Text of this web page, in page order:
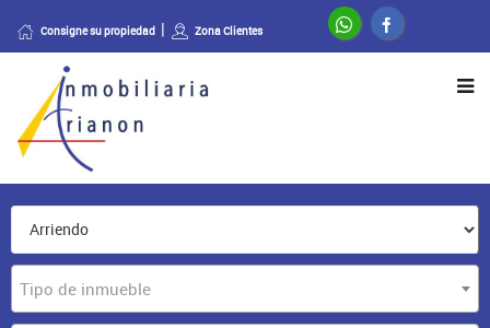
Consigne su propiedad Zona Clientes
Tipo de inmueble